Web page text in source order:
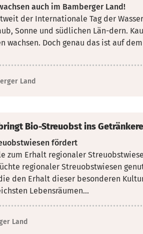
auch im Bamberger Land!
der Internationale Tag der
Sonne und südlichen Län-dern.
wachsen. Doch genau das ist auf
Land
Bio-Streuobst ins
fördert
zum Erhalt regionaler
regionaler Streuobstwiesen
den Erhalt dieser besonderen
Lebensräumen...
Land